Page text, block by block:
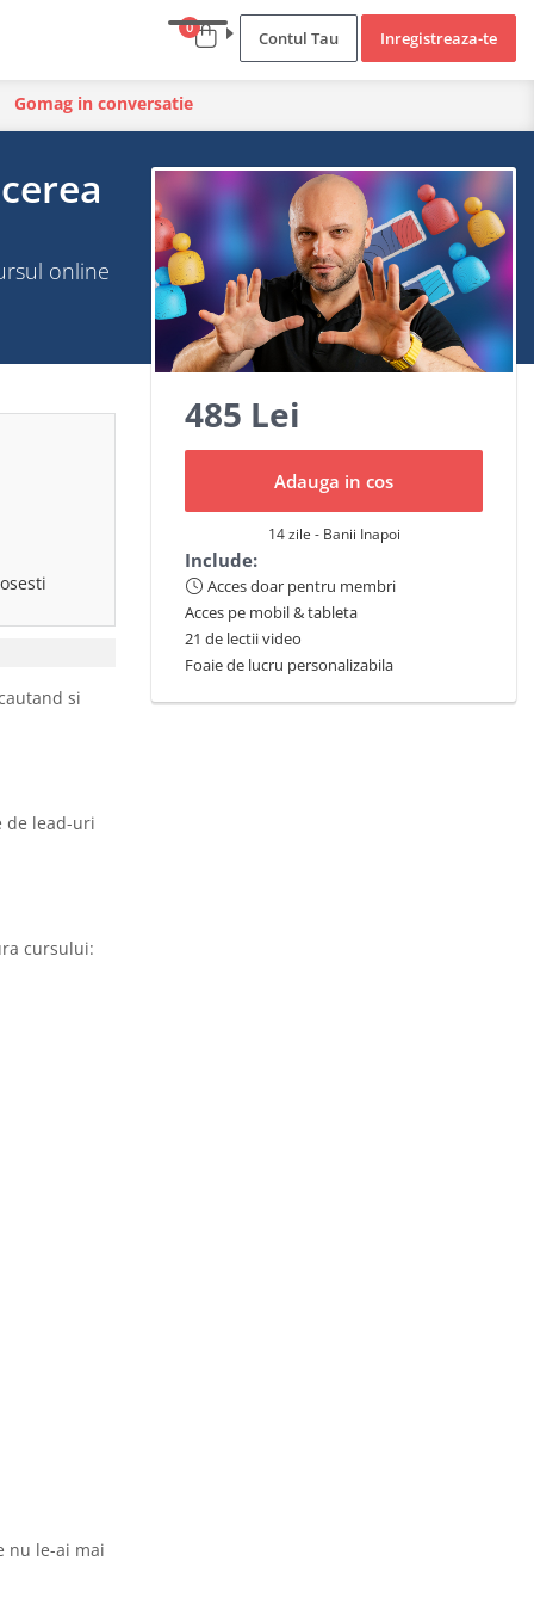
0
Contul Tau Inregistreaza-te
Gomag in conversatie
online
485 Lei
Adauga in cos
14 zile - Banii Inapoi
Include:
Acces doar pentru membri
Acces pe mobil & tableta
21 de lectii video
Foaie de lucru personalizabila
si
de lead-uri
cursului:
nu le-ai mai